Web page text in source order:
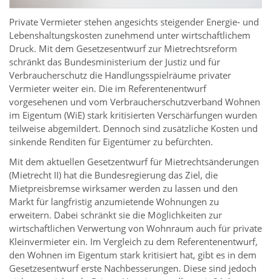
Private Vermieter stehen angesichts steigender Energie- und
Lebenshaltungskosten zunehmend unter wirtschaftlichem
Druck. Mit dem Gesetzesentwurf zur Mietrechtsreform
schränkt das Bundesministerium der Justiz und für
Verbraucherschutz die Handlungsspielräume privater
Vermieter weiter ein. Die im Referentenentwurf
vorgesehenen und vom Verbraucherschutzverband Wohnen
im Eigentum (WiE) stark kritisierten Verschärfungen wurden
teilweise abgemildert. Dennoch sind zusätzliche Kosten und
sinkende Renditen für Eigentümer zu befürchten.
Mit dem aktuellen Gesetzentwurf für Mietrechtsänderungen
(Mietrecht II) hat die Bundesregierung das Ziel, die
Mietpreisbremse wirksamer werden zu lassen und den
Markt für langfristig anzumietende Wohnungen zu
erweitern. Dabei schränkt sie die Möglichkeiten zur
wirtschaftlichen Verwertung von Wohnraum auch für private
Kleinvermieter ein. Im Vergleich zu dem Referentenentwurf,
den Wohnen im Eigentum stark kritisiert hat, gibt es in dem
Gesetzesentwurf erste Nachbesserungen. Diese sind jedoch